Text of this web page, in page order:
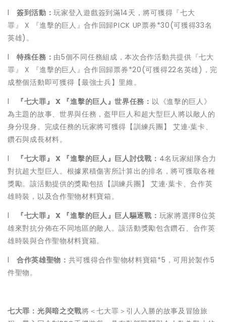
l 簽到活動：玩家登入遊戲簽到滿14天，將可獲得『七大
罪』 X 『進擊的巨人』合作回歸PICK UP票券*30(可獲得33名
英雄)。
l 特殊任務： 由5個不同任務組成，本次合作活動共提供『七大
罪』 X 『進擊的巨人』合作回歸票券*20(可獲得22名英雄)，完
成整個活動即可獲得【最強士兵】里維。
l
『七大罪』 X 『進擊的巨人』世界任務： 以《進擊的巨人》
為主題的故事、世界與任務，盔甲巨人和超大型巨人將以敵人的
身分現身。完成任務的玩家將可獲得【訓練兵團】 艾連‧葉卡、
鑽石與成長材料。
l
『七大罪』 X 『進擊的巨人』巨人討伐戰： 4名玩家組隊合力
對抗超大型巨人。根據累積傷害所計算出的排名，將可獲取各種
獎勵。該活動提供的獎勵包括【訓練兵團】 艾連‧葉卡、合作英
雄時裝，以及合作聖物材料寶箱。
l
『七大罪』 X 『進擊的巨人』巨人驅逐戰： 玩家將選擇8位英
雄來對抗分佈在不同地區的敵人。該活動獎勵包含鑽石、合作英
雄時裝與合作聖物材料寶箱。
l 合作英雄聖物： 共可獲得合作聖物材料寶箱*5，可用於製作5
件聖物。
七大罪：光與暗之交戰將＜七大罪＞引人入勝的故事及冒險旅